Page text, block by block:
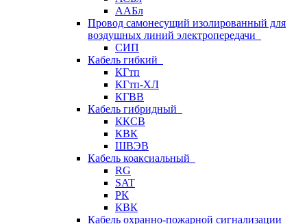
ААБл
Провод самонесущий изолированный для
воздушных линий электропередачи
СИП
Кабель гибкий
КГтп
КГтп-ХЛ
КГВВ
Кабель гибридный
ККСВ
КВК
ШВЭВ
Кабель коаксиальный
RG
SAT
РК
КВК
Кабель охранно-пожарной сигнализации